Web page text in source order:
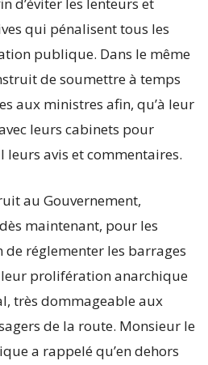
qui pénalisent tous les
publique. Dans le même
de soumettre à temps
aux ministres afin, qu’à leur
leurs cabinets pour
leurs avis et commentaires.
au Gouvernement,
maintenant, pour les
réglementer les barrages
prolifération anarchique
très dommageable aux
de la route. Monsieur le
a rappelé qu’en dehors